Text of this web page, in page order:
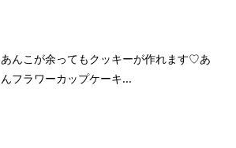
あんこが余ってもクッキーが作れます♡あ
んフラワーカップケーキ...